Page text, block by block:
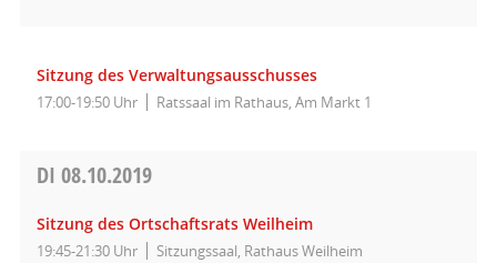
Sitzung des Verwaltungsausschusses
17:00-19:50 Uhr Ratssaal im Rathaus, Am Markt 1
DI 08.10.2019
Sitzung des Ortschaftsrats Weilheim
19:45-21:30 Uhr Sitzungssaal, Rathaus Weilheim